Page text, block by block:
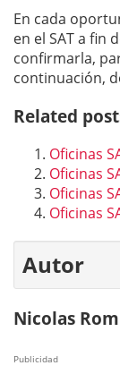
En cada
en el SAT a fin
confirmarla,
continuación,
Related
Oficinas
Oficinas
Oficinas
Oficinas
Autor
Nicolas
Publicidad